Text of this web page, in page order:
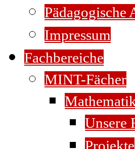
Pädagogische
Impressum
Fachbereiche
MINT-Fächer
Unsere
Projekte